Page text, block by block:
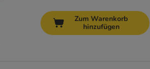
Zum Warenkorb
hinzufügen